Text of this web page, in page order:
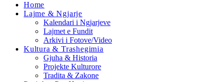
Home
Lajme & Ngjarje
Kalendari i Ngjarjeve
Lajmet e Fundit
Arkivi i Fotove/Video
Kultura & Trashegimia
Gjuha & Historia
Projekte Kulturore
Tradita & Zakone